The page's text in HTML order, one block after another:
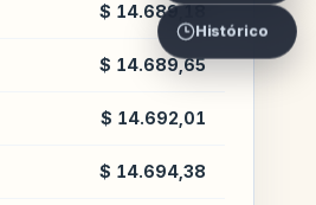
$ 14.689,18
$ 14.689,65
$ 14.692,01
$ 14.694,38
Histórico